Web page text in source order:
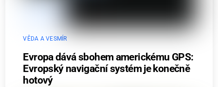
VĚDA A VESMÍR
Evropa dává sbohem americkému GPS:
Evropský navigační systém je konečně
hotový